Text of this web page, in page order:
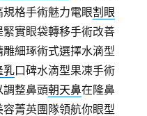
格手術魅力電眼割眼
實眼袋轉移手術改善
細琢術式選擇水滴型
乳口碑水滴型果凍手術
調整鼻頭朝天鼻在隆鼻
菁英團隊領航你眼型